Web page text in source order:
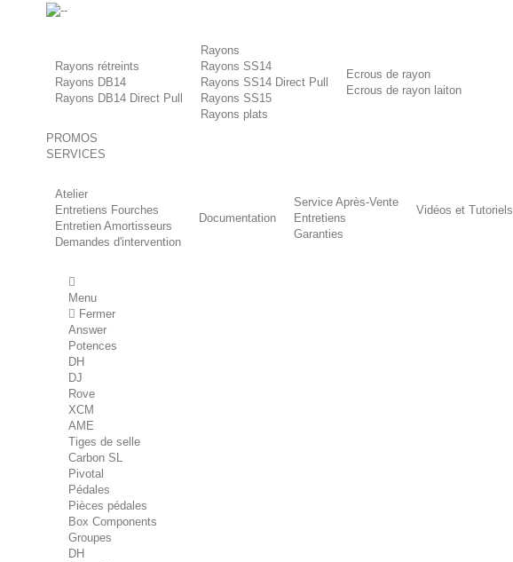
-
Rayons rétreints
Rayons DB14
Rayons DB14 Direct Pull
Rayons
Rayons SS14
Rayons SS14 Direct Pull
Rayons SS15
Rayons plats
Ecrous de rayon
Ecrous de rayon laiton
PROMOS
SERVICES
Atelier
Entretiens Fourches
Entretien Amortisseurs
Demandes d'intervention
Documentation
Service Après-Vente
Entretiens
Garanties
Vidéos et Tutoriels
Menu
Fermer
Answer
Potences
DH
DJ
Rove
XCM
AME
Tiges de selle
Carbon SL
Pivotal
Pédales
Pièces pédales
Box Components
Groupes
DH